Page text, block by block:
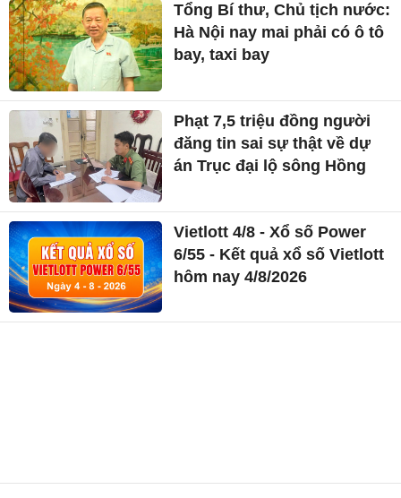
Tổng Bí thư, Chủ tịch nước:
Hà Nội nay mai phải có ô tô
bay, taxi bay
Phạt 7,5 triệu đồng người
đăng tin sai sự thật về dự
án Trục đại lộ sông Hồng
Vietlott 4/8 - Xổ số Power
6/55 - Kết quả xổ số Vietlott
hôm nay 4/8/2026